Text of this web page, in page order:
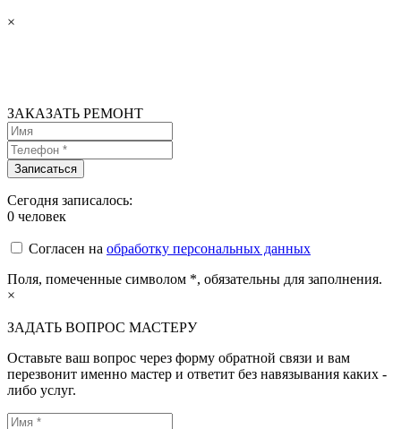
×
ЗАКАЗАТЬ РЕМОНТ
Сегодня записалось:
0 человек
Согласен на обработку персональных данных
Поля, помеченные символом *, обязательны для заполнения.
×
ЗАДАТЬ ВОПРОС МАСТЕРУ
Оставьте ваш вопрос через форму обратной связи и вам
перезвонит именно мастер и ответит без навязывания каких -
либо услуг.